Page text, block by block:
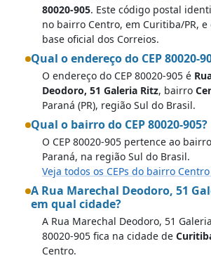
80020-905. Este código postal
no bairro Centro, em Curitiba/PR, e
base oficial dos Correios.
Qual o endereço do CEP 80020-
O endereço do CEP 80020-905 é
Deodoro, 51 Galeria Ritz, bairro
Paraná (PR), região Sul do Brasil.
Qual o bairro do CEP 80020-905?
O CEP 80020-905 pertence ao bairro
Paraná, na região Sul do Brasil.
Veja todos os CEPs do bairro Centro
A Rua Marechal Deodoro, 51
em qual cidade?
A Rua Marechal Deodoro, 51
80020-905 fica na cidade de
Centro.